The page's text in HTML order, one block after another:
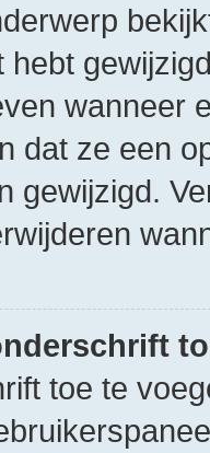
hebt
wanneer
dat ze een
gewijzigd.
toe te